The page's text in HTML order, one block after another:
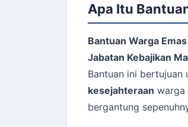
Apa Itu
Bantuan Warga
Jabatan Kebajikan
Bantuan ini bertujuan
kesejahteraan warga
bergantung